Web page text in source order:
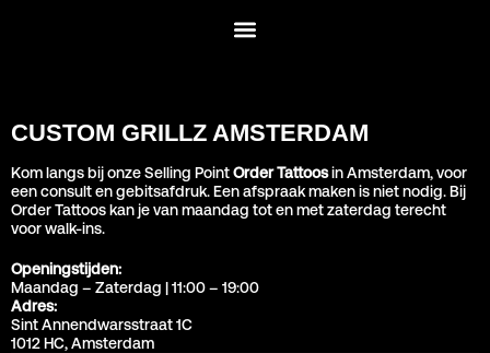
CUSTOM GRILLZ AMSTERDAM
Kom langs bij onze Selling PointOrder Tattoosin Amsterdam, voor
een consult en gebitsafdruk. Een afspraak maken is niet nodig. Bij
Order Tattoos kan je van maandag tot en met zaterdag terecht
voor walk-ins.
Openingstijden:
Maandag – Zaterdag | 11:00 – 19:00
Adres:
Sint Annendwarsstraat 1C
1012 HC, Amsterdam